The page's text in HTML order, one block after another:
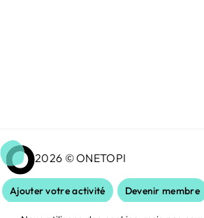
2026 © ONETOPI
Ajouter votre activité Devenir membre